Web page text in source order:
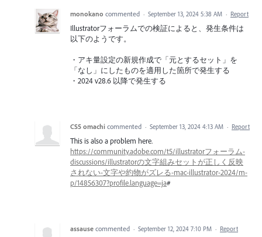
monokano commented · September 13, 2024 5:38 AM · Report
Illustratorフォーラムでの検証によると、発生条件は
以下のようです。
・アキ量設定の新規作成で「元とするセット」を
「なし」にしたものを適用した箇所で発生する
・2024 v28.6 以降で発生する
CS5 omachi commented · September 13, 2024 4:13 AM · Report
This is also a problem here.
https://community.adobe.com/t5/illustratorフォーラム-
discussions/illustratorの文字組みセットが正しく反映
されない-文字や約物がズレる-mac-illustrator-2024/m-
p/14856307?profile.language=ja#
assause commented · September 12, 2024 7:10 PM · Report